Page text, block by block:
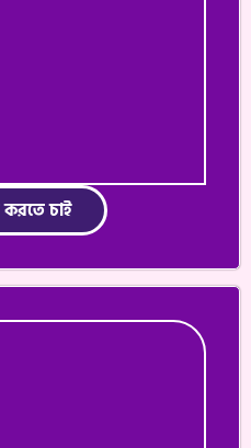
করতে চাই